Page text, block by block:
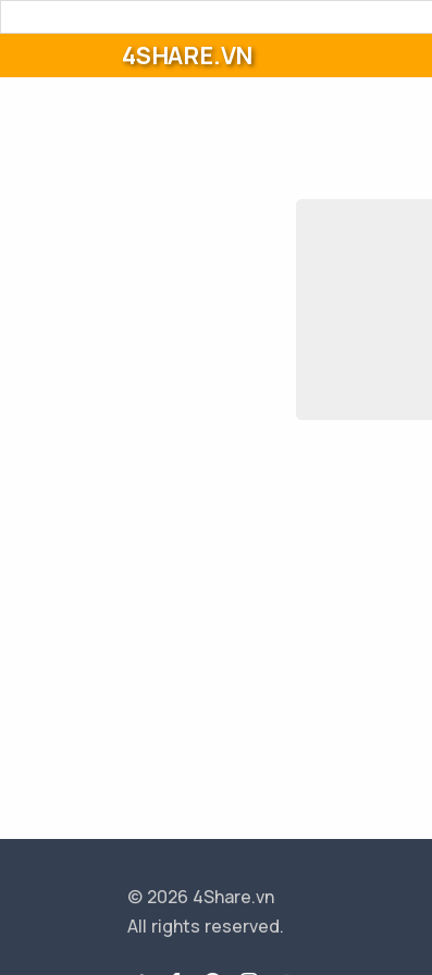
4SHARE.VN
© 2026 4Share.vn
All rights reserved.